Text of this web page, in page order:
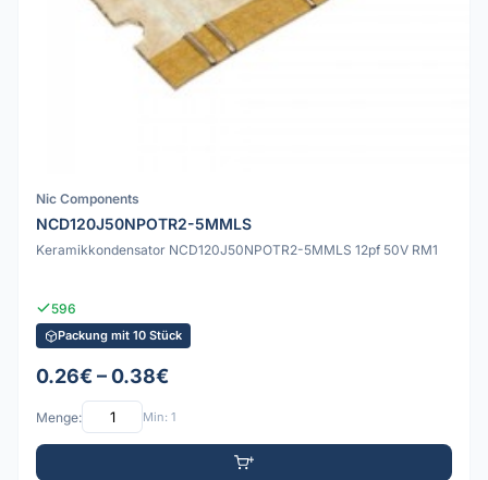
Nic Components
NCD120J50NPOTR2-5MMLS
Keramikkondensator NCD120J50NPOTR2-5MMLS 12pf 50V RM1
596
Packung mit 10 Stück
0.26€ – 0.38€
Menge: Min: 1